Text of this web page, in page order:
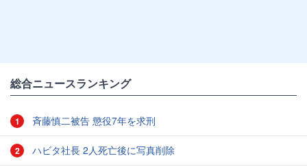
総合ニュースランキング
1 斉藤慎二被告 懲役7年を求刑
2 ハビタ社長 2人死亡後に写真削除